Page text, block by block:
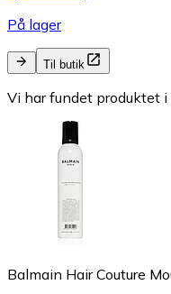
På lager
Til butik
Vi har fundet produktet
Balmain Hair Couture